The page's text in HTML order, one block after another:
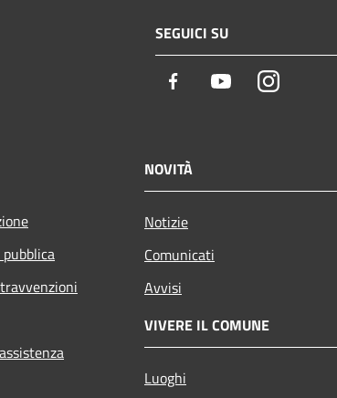
SEGUICI SU
Facebook YoutubeInstagram
NOVITÀ
Notizie
Comunicati
Avvisi
VIVERE IL COMUNE
Luoghi